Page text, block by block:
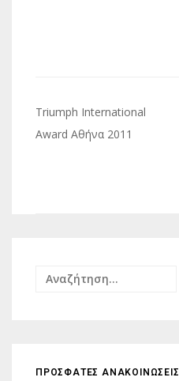
Πλοήγηση
άρθρων
Triumph International
Award Αθήνα 2011
Αναζήτηση
ΠΡΟΣΦΑΤΕΣ ΑΝΑΚΟΙΝΩΣΕΙΣ